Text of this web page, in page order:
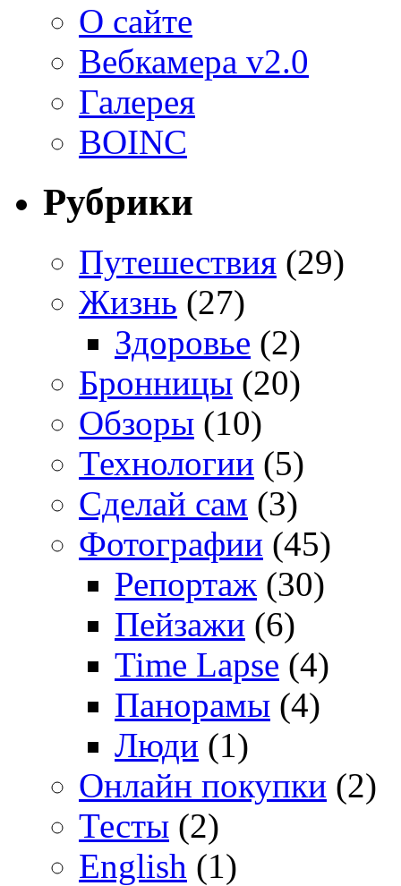
О сайте
Вебкамера v2.0
Галерея
BOINC
Рубрики
Путешествия (29)
Жизнь (27)
Здоровье (2)
Бронницы (20)
Обзоры (10)
Технологии (5)
Сделай сам (3)
Фотографии (45)
Репортаж (30)
Пейзажи (6)
Time Lapse (4)
Панорамы (4)
Люди (1)
Онлайн покупки (2)
Тесты (2)
English (1)